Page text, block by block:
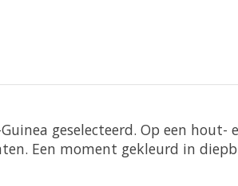
geselecteerd. Op een hout-
Een moment gekleurd in